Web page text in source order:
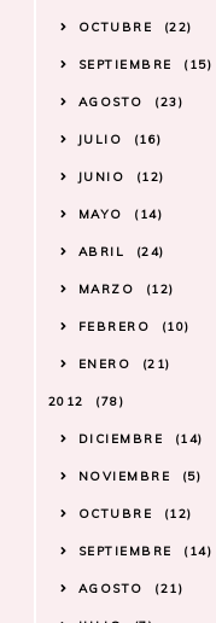
OCTUBRE 22
SEPTIEMBRE 15
AGOSTO 23
JULIO 16
JUNIO 12
MAYO 14
ABRIL 24
MARZO 12
FEBRERO 10
ENERO 21
2012 78
DICIEMBRE 14
NOVIEMBRE 5
OCTUBRE 12
SEPTIEMBRE 14
AGOSTO 21